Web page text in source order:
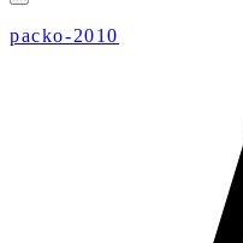
packo-2010